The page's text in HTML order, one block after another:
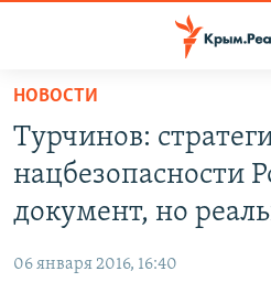
Вернуться
основному
содержанию
главной
навигации
СПЕЦПРОЕКТЫ
11 ЛЕТ ОККУПАЦИИ КРЫМА. 11
ЕЩЕ
НОВОСТИ
Турчинов:
нацбезопасности
документ, но
06 января 2016, 16:40